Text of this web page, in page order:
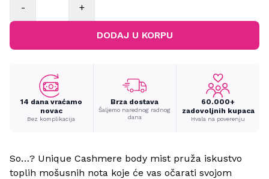
- +
DODAJ U KORPU
14 dana vraćamo
novac
Bez komplikacija
Brza dostava
Šaljemo narednog radnog
dana
60.000+
zadovoljnih kupaca
Hvala na poverenju
So…? Unique Cashmere body mist pruža iskustvo
toplih mošusnih nota koje će vas očarati svojom